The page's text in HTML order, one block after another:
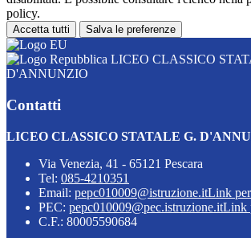
policy.
Accetta tutti Salva le preferenze
LICEO CLASSICO
D'ANNUNZIO
Contatti
LICEO CLASSICO STATALE G.
Via Venezia, 41 - 65121 Pescara
Tel: 085-4210351
Email: pepc010009@istruzione.itLink
PEC: pepc010009@pec.istruzione.itLink
C.F.: 80005590684